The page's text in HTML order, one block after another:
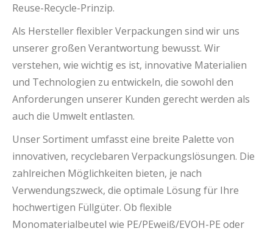
Reuse-Recycle-Prinzip.
Als Hersteller flexibler Verpackungen sind wir uns
unserer großen Verantwortung bewusst. Wir
verstehen, wie wichtig es ist, innovative Materialien
und Technologien zu entwickeln, die sowohl den
Anforderungen unserer Kunden gerecht werden als
auch die Umwelt entlasten.
Unser Sortiment umfasst eine breite Palette von
innovativen, recyclebaren Verpackungslösungen. Die
zahlreichen Möglichkeiten bieten, je nach
Verwendungszweck, die optimale Lösung für Ihre
hochwertigen Füllgüter. Ob flexible
Monomaterialbeutel wie PE/PEweiß/EVOH-PE oder